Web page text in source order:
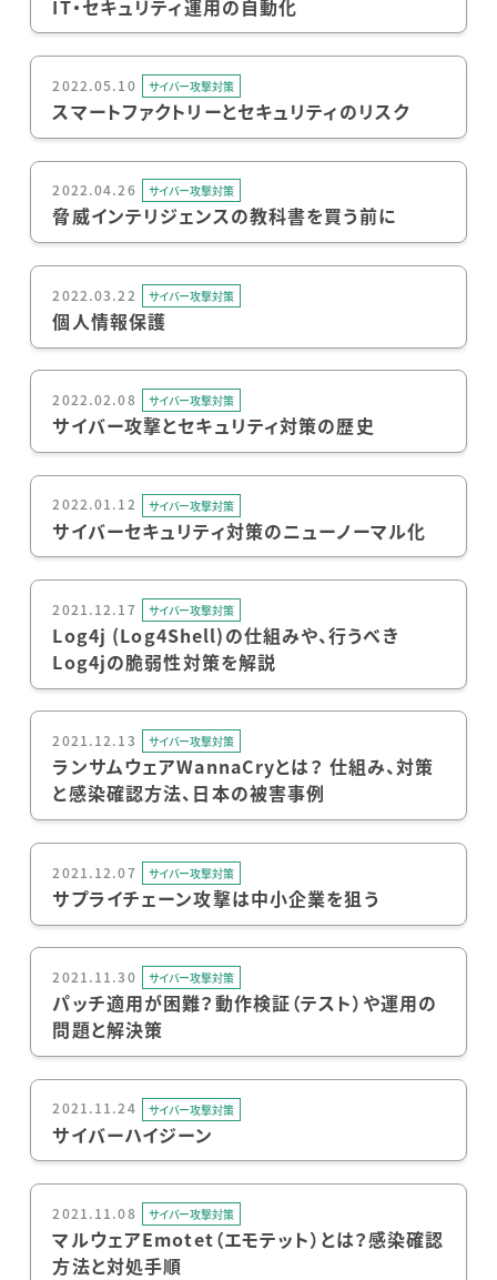
IT・セキュリティ運用の自動化
2022.05.10 サイバー攻撃対策
スマートファクトリーとセキュリティのリスク
2022.04.26 サイバー攻撃対策
脅威インテリジェンスの教科書を買う前に
2022.03.22 サイバー攻撃対策
個人情報保護
2022.02.08 サイバー攻撃対策
サイバー攻撃とセキュリティ対策の歴史
2022.01.12 サイバー攻撃対策
サイバーセキュリティ対策のニューノーマル化
2021.12.17 サイバー攻撃対策
Log4j (Log4Shell)の仕組みや、行うべき
Log4jの脆弱性対策を解説
2021.12.13 サイバー攻撃対策
ランサムウェアWannaCryとは？ 仕組み、対策
と感染確認方法、日本の被害事例
2021.12.07 サイバー攻撃対策
サプライチェーン攻撃は中小企業を狙う
2021.11.30 サイバー攻撃対策
パッチ適用が困難？動作検証（テスト）や運用の
問題と解決策
2021.11.24 サイバー攻撃対策
サイバーハイジーン
2021.11.08 サイバー攻撃対策
マルウェアEmotet（エモテット）とは？感染確認
方法と対処手順